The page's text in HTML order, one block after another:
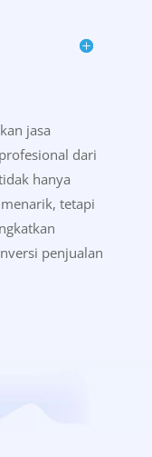
jasa
dari
hanya
tetapi
penjualan